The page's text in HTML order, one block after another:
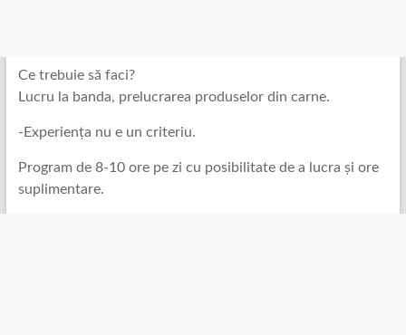
Ce trebuie să faci?
Lucru la banda, prelucrarea produselor din carne.
-Experiența nu e un criteriu.
Program de 8-10 ore pe zi cu posibilitate de a lucra și ore
suplimentare.